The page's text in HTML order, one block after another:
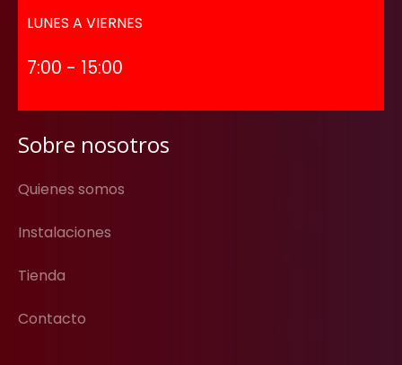
LUNES A VIERNES
7:00 - 15:00
Sobre nosotros
Quienes somos
Instalaciones
Tienda
Contacto